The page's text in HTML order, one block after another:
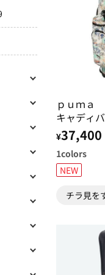
ｐｕｍ
キャディ
¥37,400
1colors
NEW
チラ見を